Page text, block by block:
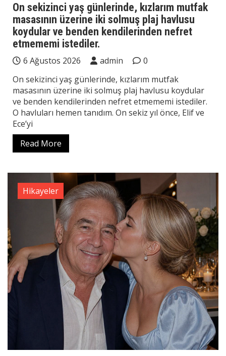
On sekizinci yaş günlerinde, kızlarım mutfak
masasının üzerine iki solmuş plaj havlusu
koydular ve benden kendilerinden nefret
etmememi istediler.
6 Ağustos 2026 admin
0
On sekizinci yaş günlerinde, kızlarım mutfak
masasının üzerine iki solmuş plaj havlusu koydular
ve benden kendilerinden nefret etmememi istediler.
O havluları hemen tanıdım. On sekiz yıl önce, Elif ve
Ece’yi
Read More
Hikayeler